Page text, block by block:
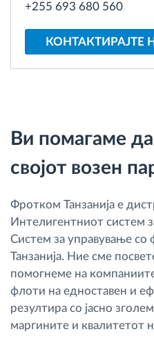
Автоматска
Како ја решаваме
Калкулатор за
+255 693 680 560
КОНТАКТИРАЈТЕ
Ви помагаме
својот возен
Фротком Танзанија е
Интелигентниот систем
Систем за управување
Танзанија. Ние сме
помогнеме на
флоти на едноставен и
резултира со јасно
маргините и квалитетот